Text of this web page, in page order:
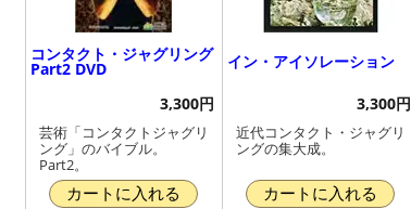
コンタクト・ジャグリング
Part2 DVD
3,300円
芸術「コンタクトジャグリ
ング」のバイブル。
Part2。
カートに入れる
イン・アイソレーション
3,300円
近代コンタクト・ジャグリ
ングの集大成。
カートに入れる